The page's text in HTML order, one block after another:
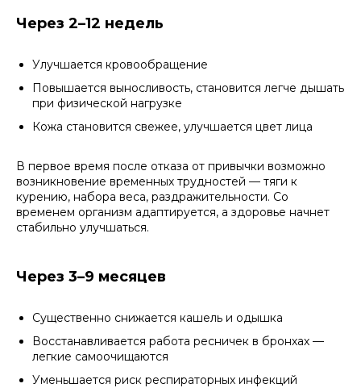
Через 2–12 недель
Улучшается кровообращение
Повышается выносливость, становится легче дышать
при физической нагрузке
Кожа становится свежее, улучшается цвет лица
В первое время после отказа от привычки возможно
возникновение временных трудностей — тяги к
курению, набора веса, раздражительности. Со
временем организм адаптируется, а здоровье начнет
стабильно улучшаться.
Через 3–9 месяцев
Существенно снижается кашель и одышка
Восстанавливается работа ресничек в бронхах —
легкие самоочищаются
Уменьшается риск респираторных инфекций